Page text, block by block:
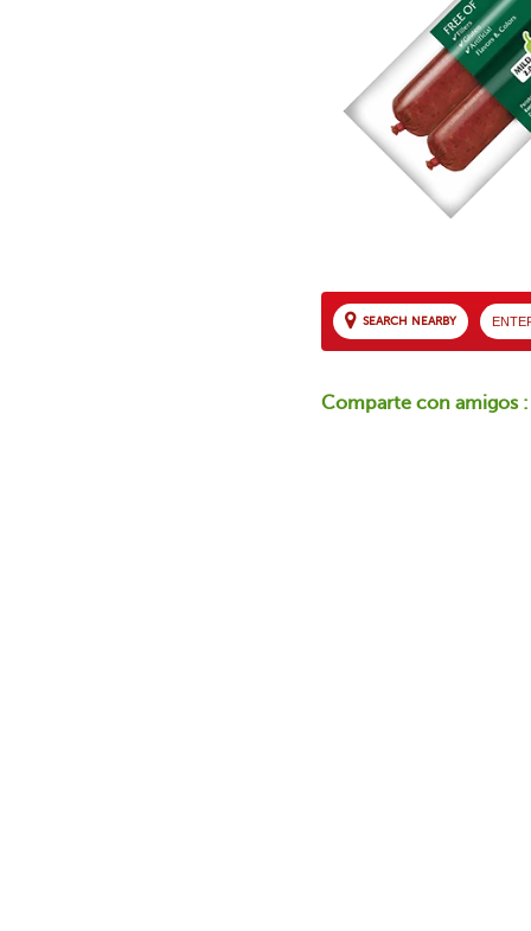
SEARCH NEARBY
Comparte con amigos :